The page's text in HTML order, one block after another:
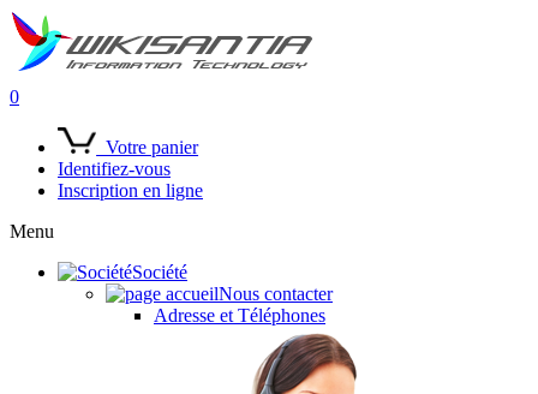
0
Votre panier
Identifiez-vous
Inscription en ligne
Menu
Société
Nous contacter
Adresse et Téléphones